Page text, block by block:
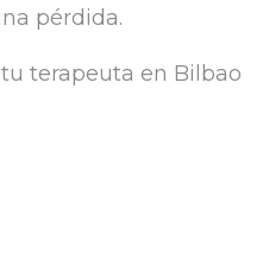
pérdida.
terapeuta en Bilbao